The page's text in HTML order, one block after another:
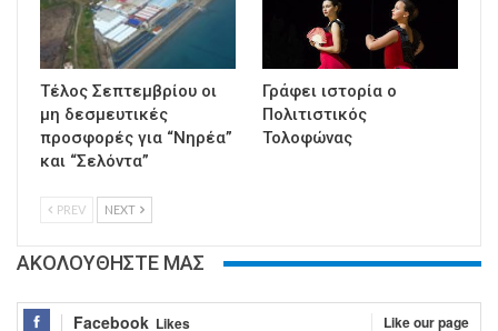
Τέλος Σεπτεμβρίου οι
μη δεσμευτικές
προσφορές για “Νηρέα”
και “Σελόντα”
Γράφει ιστορία ο
Πολιτιστικός
Τολοφώνας
PREV NEXT
ΑΚΟΛΟΥΘΗΣΤΕ ΜΑΣ
Facebook Likes Like our page